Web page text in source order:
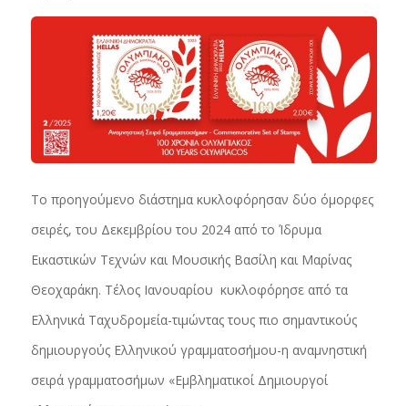
Το προηγούμενο διάστημα κυκλοφόρησαν δύο όμορφες
σειρές, του Δεκεμβρίου του 2024 από το Ίδρυμα
Εικαστικών Τεχνών και Μουσικής Βασίλη και Μαρίνας
Θεοχαράκη. Τέλος Ιανουαρίου κυκλοφόρησε από τα
Ελληνικά Ταχυδρομεία-τιμώντας τους πιο σημαντικούς
δημιουργούς Ελληνικού γραμματοσήμου-η αναμνηστική
σειρά γραμματοσήμων «Εμβληματικοί Δημιουργοί